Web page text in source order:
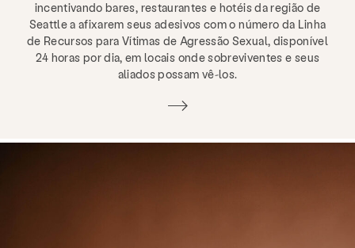
incentivando bares, restaurantes e hotéis da região de
Seattle a afixarem seus adesivos com o número da Linha
de Recursos para Vítimas de Agressão Sexual, disponível
24 horas por dia, em locais onde sobreviventes e seus
aliados possam vê-los.